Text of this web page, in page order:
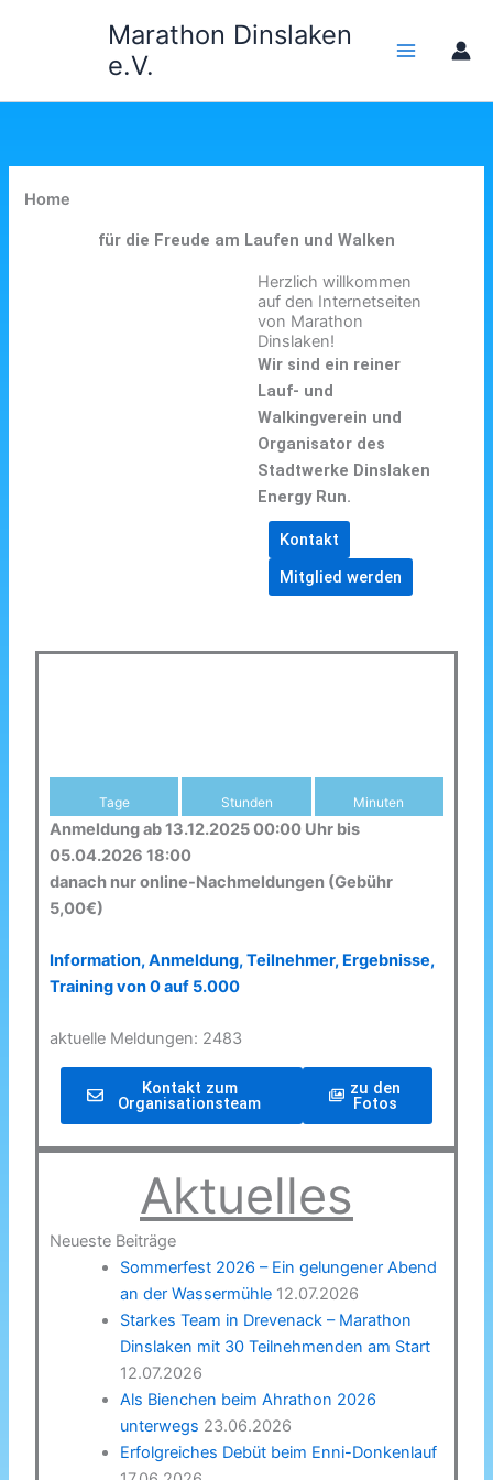
Marathon Dinslaken
e.V.
Home
für die Freude am Laufen und Walken
Herzlich willkommen
auf den Internetseiten
von Marathon
Dinslaken!
Wir sind ein reiner
Lauf- und
Walkingverein und
Organisator des
Stadtwerke Dinslaken
Energy Run.
Kontakt
Mitglied werden
Tage Stunden Minuten
Anmeldung ab 13.12.2025 00:00 Uhr bis
05.04.2026 18:00
danach nur online-Nachmeldungen (Gebühr
5,00€)
Information, Anmeldung, Teilnehmer, Ergebnisse,
Training von 0 auf 5.000
aktuelle Meldungen: 2483
Kontakt zum
Organisationsteam
zu den
Fotos
Aktuelles
Neueste Beiträge
Sommerfest 2026 – Ein gelungener Abend
an der Wassermühle 12.07.2026
Starkes Team in Drevenack – Marathon
Dinslaken mit 30 Teilnehmenden am Start
12.07.2026
Als Bienchen beim Ahrathon 2026
unterwegs 23.06.2026
Erfolgreiches Debüt beim Enni-Donkenlauf